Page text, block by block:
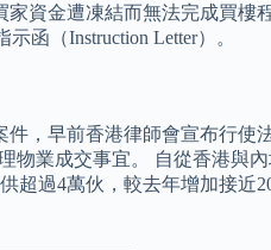
資金遭凍結而無法完成買樓
函（Instruction Letter）。
，早前香港律師會宣布行使
物業成交事宜。 自從香港與
過4萬伙，較去年增加接近